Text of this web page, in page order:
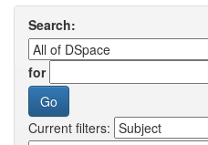
Search:
for
Current filters: